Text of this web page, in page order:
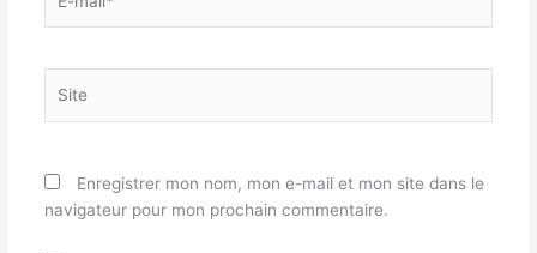
mail*
Enregistrer mon nom, mon e-mail et mon site dans le
navigateur pour mon prochain commentaire.